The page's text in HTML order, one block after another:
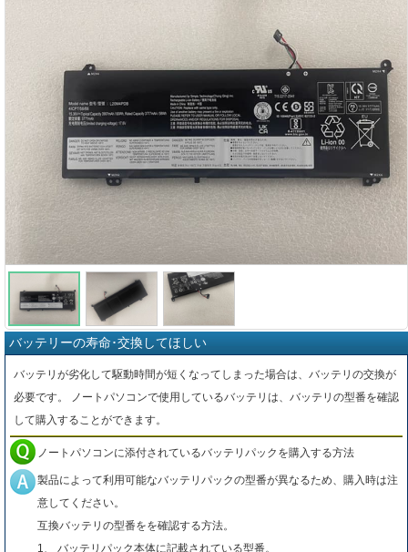
バッテリーの寿命･交換してほしい
バッテリが劣化して駆動時間が短くなってしまった場合は、バッテリの交換が
必要です。 ノートパソコンで使用しているバッテリは、バッテリの型番を確認
して購入することができます。
ノートパソコンに添付されているバッテリパックを購入する方法
製品によって利用可能なバッテリパックの型番が異なるため、購入時は注
意してください。
互換バッテリの型番をを確認する方法。
1、 バッテリパック本体に記載されている型番。